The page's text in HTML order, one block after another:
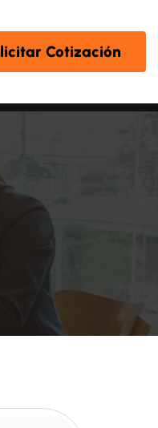
Cotización